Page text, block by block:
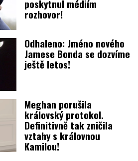
poskytnul médiím
rozhovor!
Odhaleno: Jméno nového
Jamese Bonda se dozvíme
ještě letos!
Meghan porušila
královský protokol.
Definitivně tak zničila
vztahy s královnou
Kamilou!